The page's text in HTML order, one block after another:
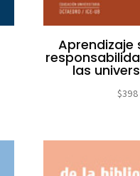
Aprendizaje
las
$398